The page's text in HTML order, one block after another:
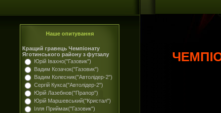
Наше опитування
Кращий гравець Чемпіонату
Яготинського району з футзалу
Юрій Івахно("Газовик")
Вадим Козачок("Газовик")
Вадим Колесник("Автолідер-2")
Сергій Кукса("Автолідер-2")
Юрій Лазебнов("Прапор")
Юрій Маршевський("Кристал")
Ілля Приймак("Газовик")